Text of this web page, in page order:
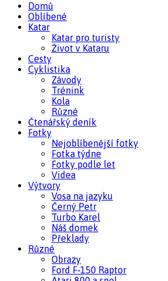
Domů
Oblíbené
Katar
Katar pro turisty
Život v Kataru
Cesty
Cyklistika
Závody
Trénink
Kola
Různé
Čtenářský deník
Fotky
Nejoblíbenější fotky
Fotka týdne
Fotky podle let
Videa
Výtvory
Vosa na jazyku
Černý Petr
Turbo Karel
Náš domek
Překlady
Různé
Obrazy
Ford F-150 Raptor